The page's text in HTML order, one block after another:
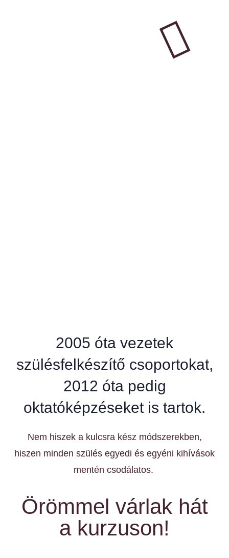
2005 óta vezetek
szülésfelkészítő csoportokat,
2012 óta pedig
oktatóképzéseket is tartok.
Nem hiszek a kulcsra kész módszerekben,
hiszen minden szülés egyedi és egyéni kihívások
mentén csodálatos.
Örömmel várlak hát
a kurzuson!